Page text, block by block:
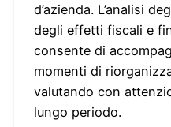
d’azienda. L’analisi
degli effetti fiscali e
consente di
momenti di
valutando con
lungo periodo.